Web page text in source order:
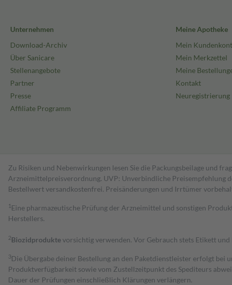
Unternehmen
Download-Archiv
Über Sanicare
Stellenangebote
Partner
Presse
Affiliate Programm
Meine Apotheke
Mein
Mein Merkzettel
Meine
Kontakt
Neuregistrierung
Zu Risiken und Nebenwirkungen lesen Sie die Packungsbeilage und
Arzneimittelpreisverordnung. UVP: Unverbindliche Preisempfehlung
Bestell­wert versand­kosten­frei. Preisänderungen und Irrtümer
1 Eine pharmazeutische Prüfung der Arzneimittel und sonstigen
Herstellers.
2Biozidproduktevorsichtig verwenden. Vor Gebrauch stets Etikett
3Die Übergabe deiner Bestellung an den Paketdienstleister erfolgt bei
Produktverfügbarkeit sowie vom Zustellzeitpunkt des Spediteurs
Dauer der Prüfungen einschließlich Klärungen verlängern.